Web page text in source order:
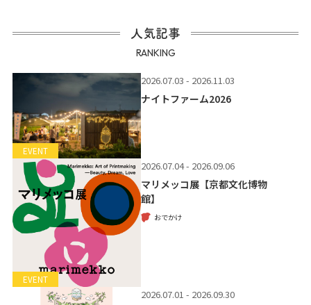
人気記事
RANKING
EVENT
2026.07.03 - 2026.11.03
ナイトファーム2026
EVENT
2026.07.04 - 2026.09.06
マリメッコ展【京都文化博物
館】
おでかけ
2026.07.01 - 2026.09.30